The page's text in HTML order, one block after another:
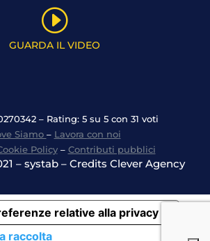
I
GUARDA IL VIDEO
– Rating: 5 su 5 con 31 voti
Siamo – Lavora con noi
Policy– Contributi pubblici
– systab – Credits Clever Agency
raccolta
relative alla privacy